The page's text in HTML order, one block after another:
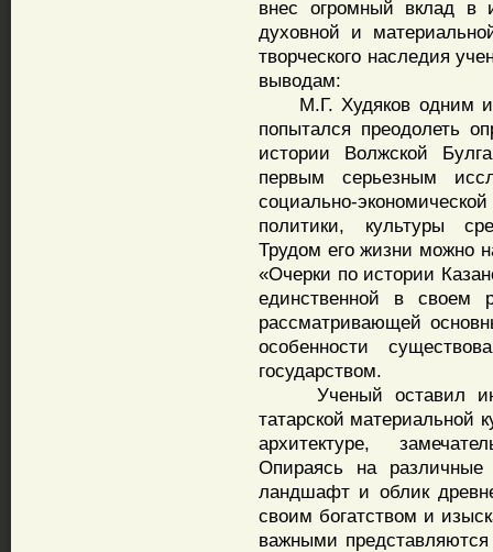
внес огромный вклад в
духовной и
творческого наследия
выводам:
М.Г. Худяков одним из
попытался преодолеть
истории Волжской
первым серьезным
социально-
политики, культуры
Трудом его жизни можно
«Очерки по истории
единственной в своем
рассматривающей
особенности
государством.
Ученый оставил
татарской материальной
архитектуре,
Опираясь на различные
ландшафт и облик
своим богатством и
важными